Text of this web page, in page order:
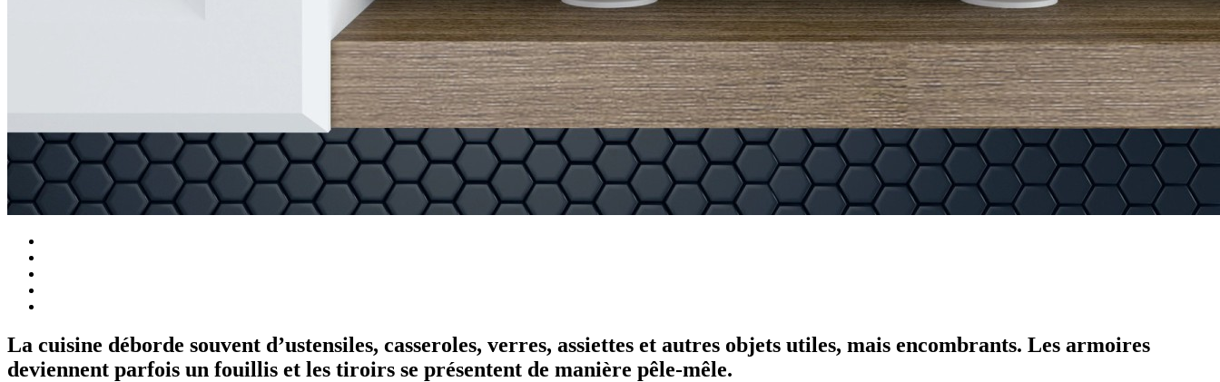
La cuisine déborde souvent d’ustensiles, casseroles, verres, assiettes et autres objets utiles, mais encombrants. Les armoires
deviennent parfois un fouillis et les tiroirs se présentent de manière pêle-mêle.